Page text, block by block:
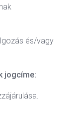
és/vagy
jogcíme: